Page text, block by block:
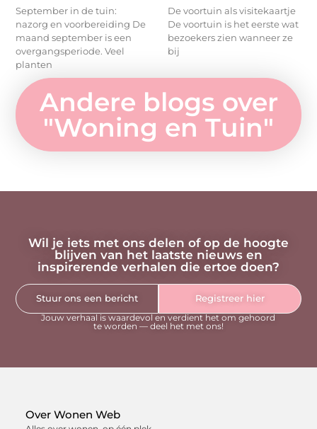
September in de tuin:
nazorg en voorbereiding De
maand september is een
overgangsperiode. Veel
planten
De voortuin als visitekaartje
De voortuin is het eerste wat
bezoekers zien wanneer ze
bij
Andere blogs over
"Woning en Tuin"
Wil je iets met ons delen of op de hoogte
blijven van het laatste nieuws en
inspirerende verhalen die ertoe doen?
Stuur ons een bericht
Registreer hier
Jouw verhaal is waardevol en verdient het om gehoord
te worden — deel het met ons!
Over Wonen Web